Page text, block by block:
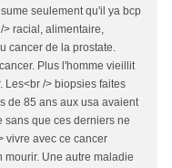
seulement qu'il ya bcp
> racial, alimentaire,
cancer de la prostate.
Plus l'homme vieillit
Les<br /> biopsies faites
de 85 ans aux usa avaient
sans que ces derniers ne
vivre avec ce cancer
Une autre maladie